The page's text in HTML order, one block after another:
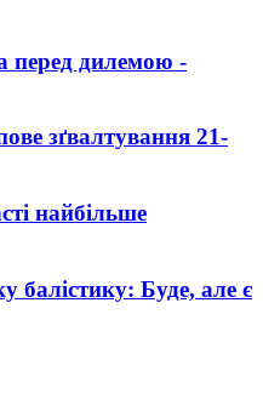
перед дилемою -
зґвалтування 21-
найбільше
балістику: Буде, але є